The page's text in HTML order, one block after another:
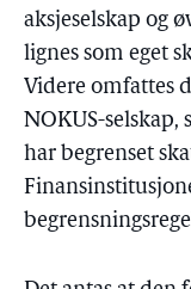
aksjeselskap og
lignes som eget
Videre omfattes
NOKUS-selskap,
har begrenset